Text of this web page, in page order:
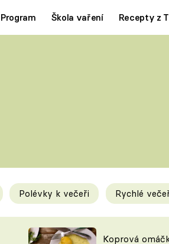
Škola vaření Recepty z
Tipy a triky
Polévky k večeři Rychlé
Koprová